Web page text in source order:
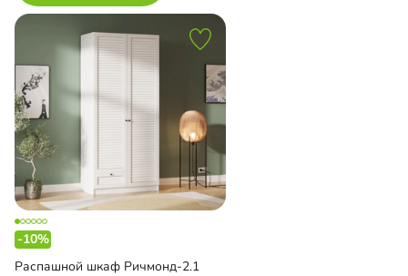
-10%
Распашной шкаф Ричмонд-2.1